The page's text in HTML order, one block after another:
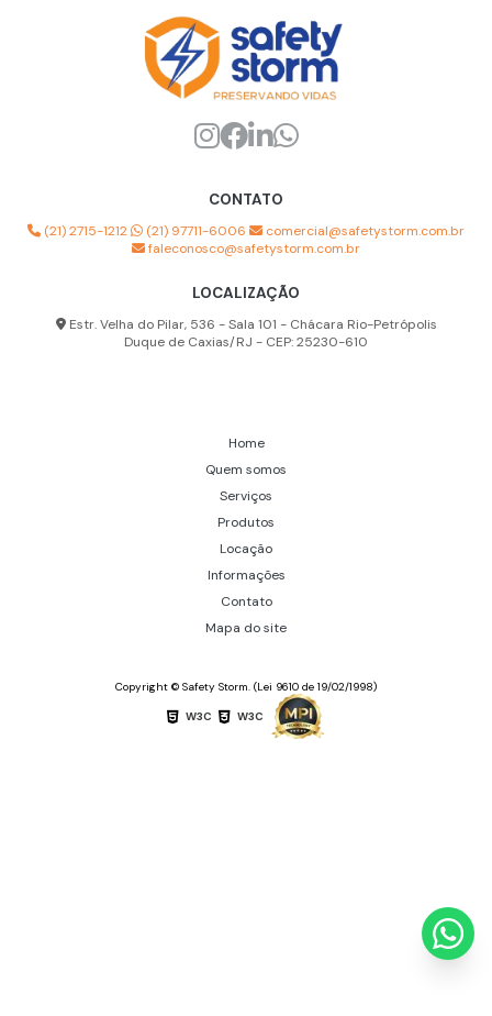
CONTATO
(21) 2715-1212 (21) 97711-6006
comercial@safetystorm.com.br
faleconosco@safetystorm.com.br
LOCALIZAÇÃO
Estr. Velha do Pilar, 536 - Sala 101 - Chácara Rio-Petrópolis
Duque de Caxias/RJ - CEP: 25230-610
Home
Quem somos
Serviços
Produtos
Locação
Informações
Contato
Mapa do site
Copyright © Safety Storm. (Lei 9610 de 19/02/1998)
W3C W3C